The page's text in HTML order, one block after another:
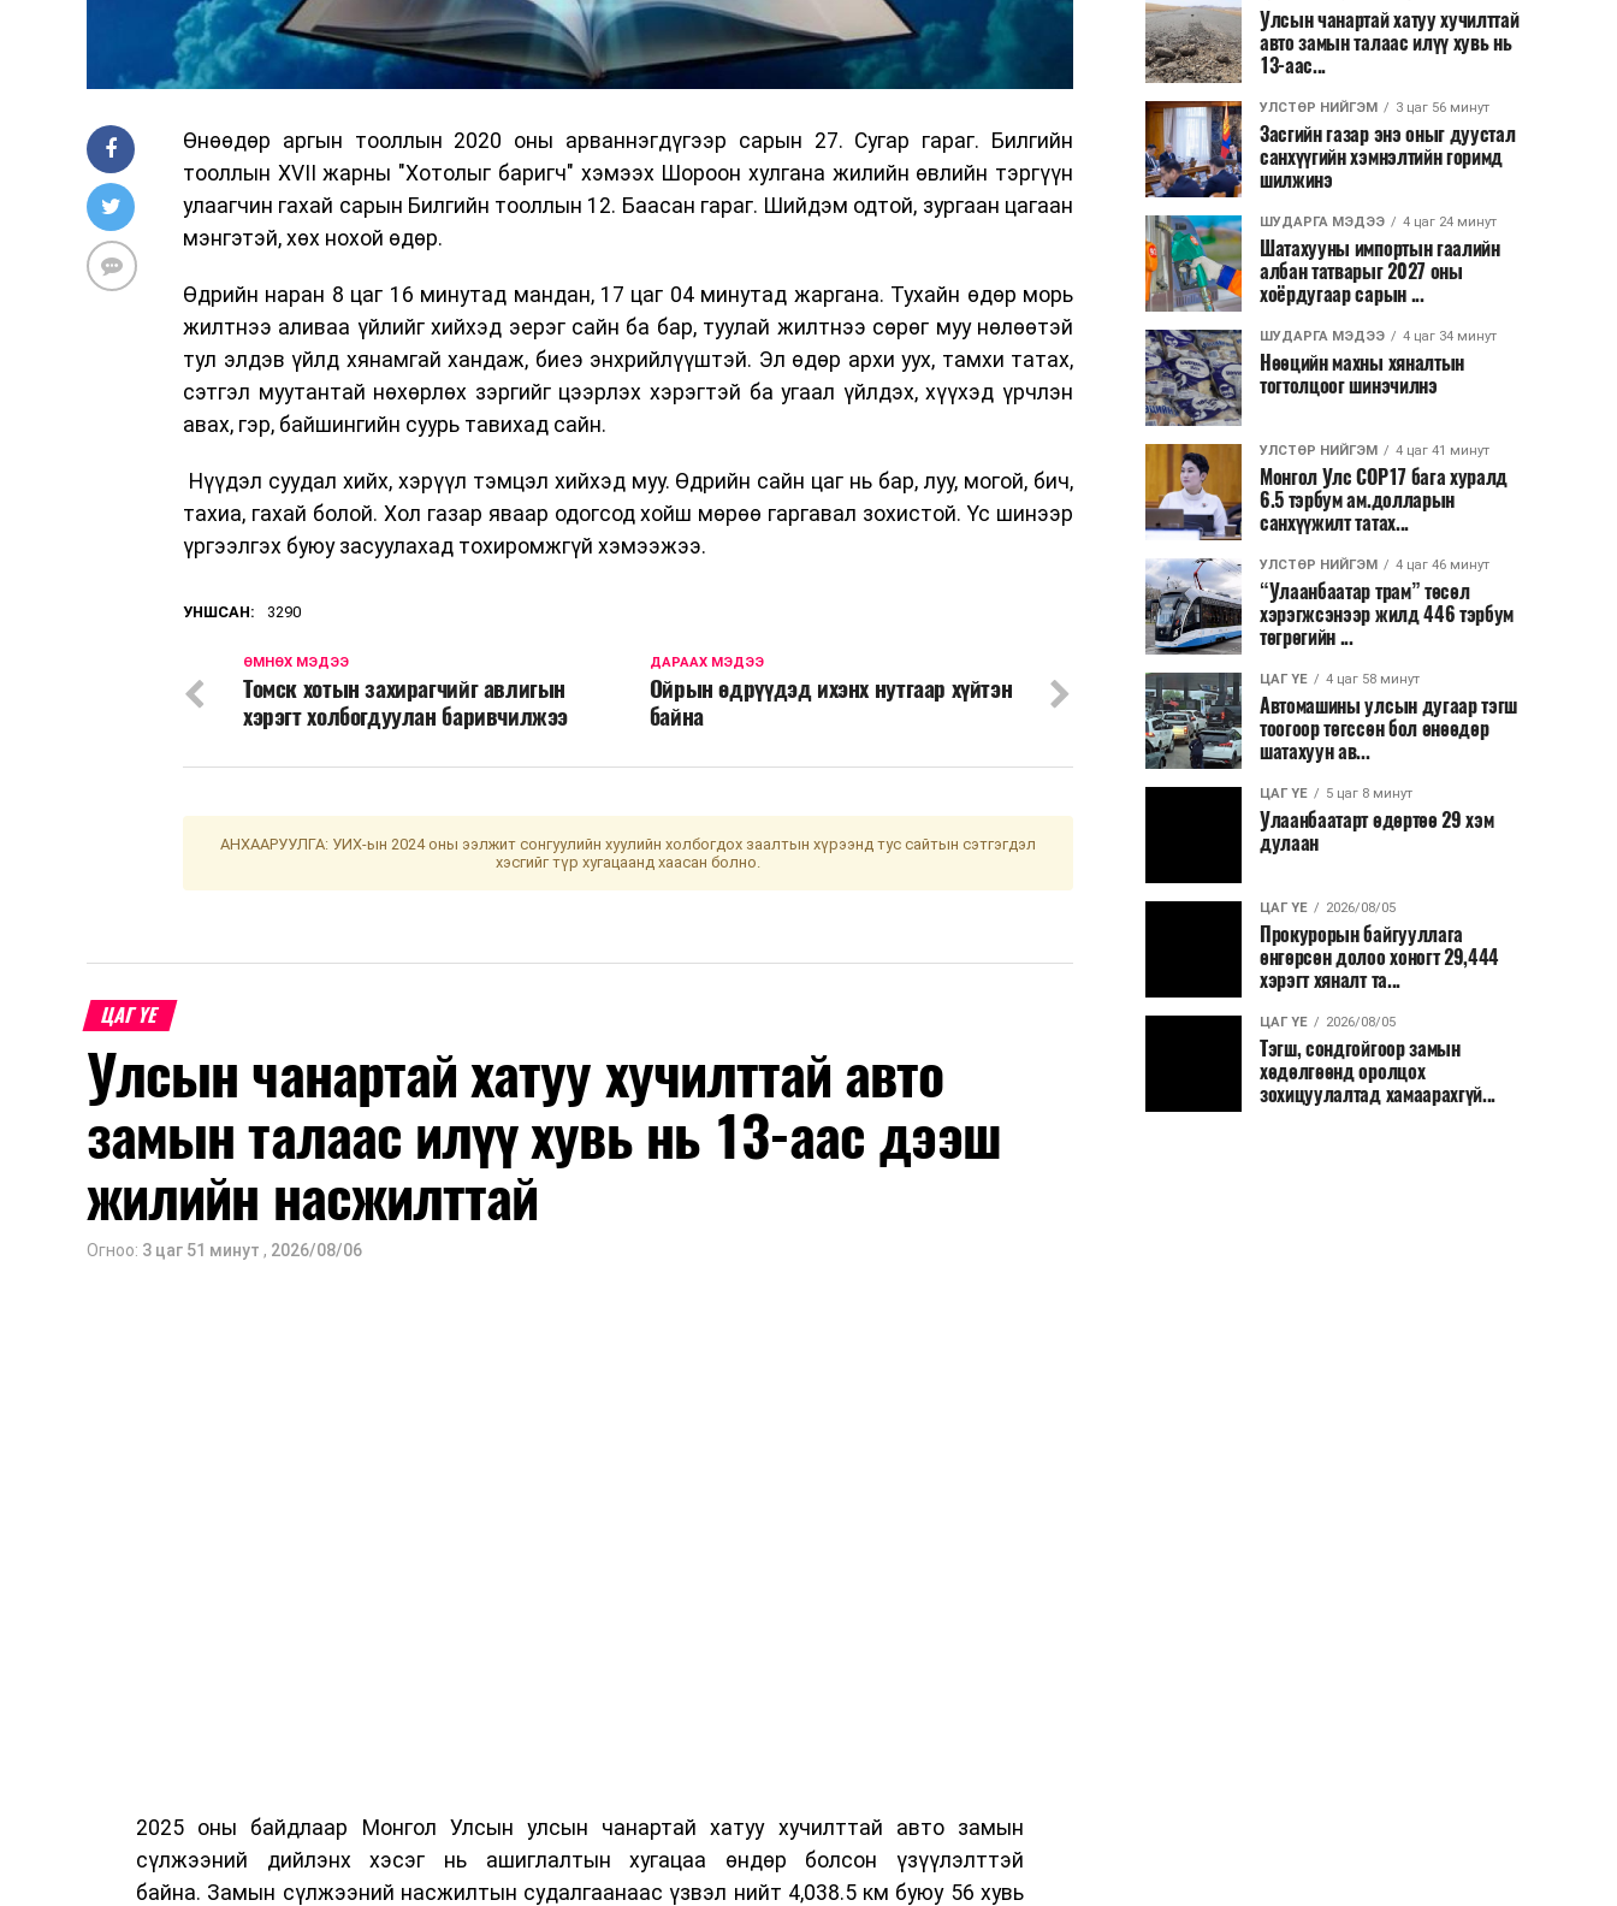
Өнөөдөр аргын тооллын 2020 оны арваннэгдүгээр сарын 27. Сугар гараг. Билгийн
тооллын XVII жарны "Хотолыг баригч" хэмээх Шороон хулгана жилийн өвлийн тэргүүн
улаагчин гахай сарын Билгийн тооллын 12. Баасан гараг. Шийдэм одтой, зургаан цагаан
мэнгэтэй, хөх нохой өдөр.
Өдрийн наран 8 цаг 16 минутад мандан, 17 цаг 04 минутад жаргана. Тухайн өдөр морь
жилтнээ аливаа үйлийг хийхэд эерэг сайн ба бар, туулай жилтнээ сөрөг муу нөлөөтэй
тул элдэв үйлд хянамгай хандаж, биеэ энхрийлүүштэй. Эл өдөр архи уух, тамхи татах,
сэтгэл муутантай нөхөрлөх зэргийг цээрлэх хэрэгтэй ба угаал үйлдэх, хүүхэд үрчлэн
авах, гэр, байшингийн суурь тавихад сайн.
Нүүдэл суудал хийх, хэрүүл тэмцэл хийхэд муу. Өдрийн сайн цаг нь бар, луу, могой, бич,
тахиа, гахай болой. Хол газар яваар одогсод хойш мөрөө гаргавал зохистой. Үс шинээр
үргээлгэх буюу засуулахад тохиромжгүй хэмээжээ.
УНШСАН: 3290
ДАРААХ МЭДЭЭ
Ойрын өдрүүдэд ихэнх нутгаар хүйтэн
байна
ӨМНӨХ МЭДЭЭ
Томск хотын захирагчийг авлигын
хэрэгт холбогдуулан баривчилжээ
АНХААРУУЛГА: УИХ-ын 2024 оны ээлжит сонгуулийн хуулийн холбогдох заалтын хүрээнд тус сайтын сэтгэгдэл
хэсгийг түр хугацаанд хаасан болно.
ЦАГ ҮЕ
Улсын чанартай хатуу хучилттай авто
замын талаас илүү хувь нь 13-аас дээш
жилийн насжилттай
Огноо: 3 цаг 51 минут , 2026/08/06
2025 оны байдлаар Монгол Улсын улсын чанартай хатуу хучилттай авто замын
сүлжээний дийлэнх хэсэг нь ашиглалтын хугацаа өндөр болсон үзүүлэлттэй
байна. Замын сүлжээний насжилтын судалгаанаас үзвэл нийт 4,038.5 км буюу 56 хувь
Улсын чанартай хатуу хучилттай
авто замын талаас илүү хувь нь
13-аас...
УЛСТӨР НИЙГЭМ 3 цаг 56 минут
Засгийн газар энэ оныг дуустал
санхүүгийн хэмнэлтийн горимд
шилжинэ
ШУДАРГА МЭДЭЭ 4 цаг 24 минут
Шатахууны импортын гаалийн
албан татварыг 2027 оны
хоёрдугаар сарын ...
ШУДАРГА МЭДЭЭ 4 цаг 34 минут
Нөөцийн махны хяналтын
тогтолцоог шинэчилнэ
УЛСТӨР НИЙГЭМ 4 цаг 41 минут
Монгол Улс COP17 бага хуралд
6.5 тэрбум ам.долларын
санхүүжилт татах...
УЛСТӨР НИЙГЭМ 4 цаг 46 минут
“Улаанбаатар трам” төсөл
хэрэгжсэнээр жилд 446 тэрбум
төгрөгийн ...
ЦАГ ҮЕ 4 цаг 58 минут
Автомашины улсын дугаар тэгш
тоогоор төгссөн бол өнөөдөр
шатахуун ав...
ЦАГ ҮЕ 5 цаг 8 минут
Улаанбаатарт өдөртөө 29 хэм
дулаан
ЦАГ ҮЕ 2026/08/05
Прокурорын байгууллага
өнгөрсөн долоо хоногт 29,444
хэрэгт хяналт та...
ЦАГ ҮЕ 2026/08/05
Тэгш, сондгойгоор замын
хөдөлгөөнд оролцох
зохицуулалтад хамаарахгүй...